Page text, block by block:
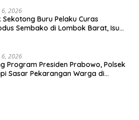
6, 2026
Sekotong Buru Pelaku Curas
Sembako di Lombok Barat, Isu
6, 2026
Program Presiden Prabowo, Polsek
Sasar Pekarangan Warga di